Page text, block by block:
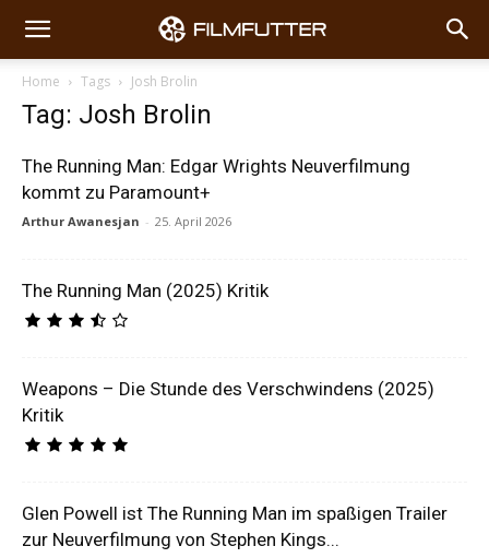
Home Tags Josh Brolin
Tag: Josh Brolin
The Running Man: Edgar Wrights Neuverfilmung
kommt zu Paramount+
Arthur Awanesjan - 25. April 2026
The Running Man (2025) Kritik
Weapons – Die Stunde des Verschwindens (2025)
Kritik
Glen Powell ist The Running Man im spaßigen Trailer
zur Neuverfilmung von Stephen Kings...